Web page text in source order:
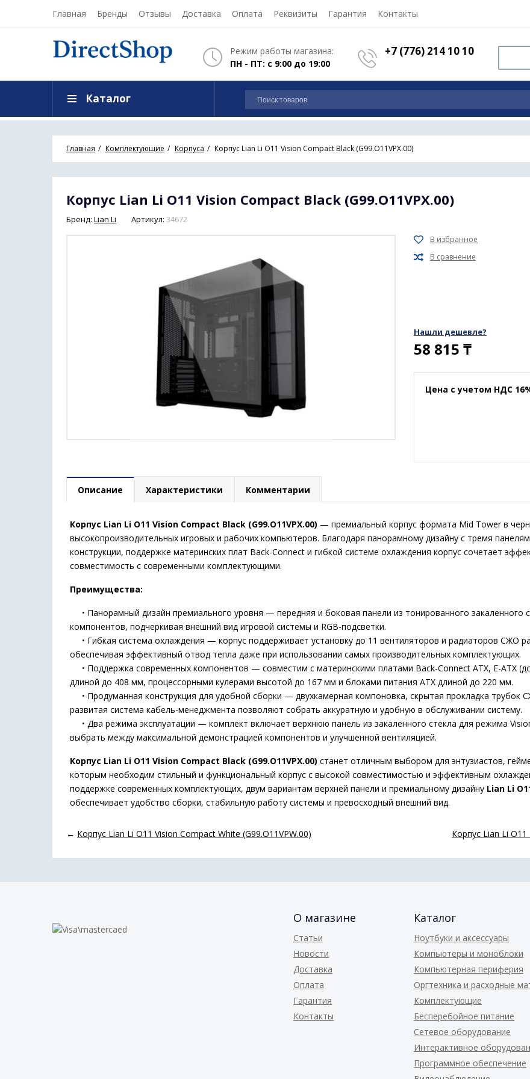
Главная Бренды Отзывы Доставка Оплата Реквизиты Гарантия Контакты
Режим работы магазина:
ПН - ПТ: с 9:00 до 19:00
+7 (776) 214 10 10
Каталог
Главная Комплектующие Корпуса Корпус Lian Li O11 Vision Compact Black (G99.O11VPX.00)
Корпус Lian Li O11 Vision Compact Black (G99.O11VPX.00)
Бренд: Lian Li Артикул: 34672
Нашли дешевле?
58 815 ₸
Цена с учетом НДС
Описание Характеристики Комментарии
Корпус Lian Li O11 Vision Compact Black (G99.O11VPX.00) — премиальный корпус формата Mid Tower в
высокопроизводительных игровых и рабочих компьютеров. Благодаря панорамному дизайну с тремя
конструкции, поддержке материнских плат Back-Connect и гибкой системе охлаждения корпус сочетает
совместимость с современными комплектующими.
Преимущества:
• Панорамный дизайн премиального уровня — передняя и боковая панели из тонированного закаленного
компонентов, подчеркивая внешний вид игровой системы и RGB-подсветки.
• Гибкая система охлаждения — корпус поддерживает установку до 11 вентиляторов и радиаторов СЖО
обеспечивая эффективный отвод тепла даже при использовании самых производительных комплектующих.
• Поддержка современных компонентов — совместим с материнскими платами Back-Connect ATX, E-ATX
длиной до 408 мм, процессорными кулерами высотой до 167 мм и блоками питания ATX длиной до 220 мм.
• Продуманная конструкция для удобной сборки — двухкамерная компоновка, скрытая прокладка
развитая система кабель-менеджмента позволяют собрать аккуратную и удобную в обслуживании систему.
• Два режима эксплуатации — комплект включает верхнюю панель из закаленного стекла для режима
выбрать между максимальной демонстрацией компонентов и улучшенной вентиляцией.
Корпус Lian Li O11 Vision Compact Black (G99.O11VPX.00) станет отличным выбором для энтузиастов,
которым необходим стильный и функциональный корпус с высокой совместимостью и эффективным
поддержке современных комплектующих, двум вариантам верхней панели и премиальному дизайну Lian Li
обеспечивает удобство сборки, стабильную работу системы и превосходный внешний вид.
← Корпус Lian Li O11 Vision Compact White (G99.O11VPW.00) Корпус Lian Li
О магазине
Статьи
Новости
Доставка
Оплата
Гарантия
Контакты
Каталог
Ноутбуки и аксессуары
Компьютеры и моноблоки
Компьютерная периферия
Оргтехника и расходные
Комплектующие
Бесперебойное питание
Сетевое оборудование
Интерактивное
Программное обеспечение